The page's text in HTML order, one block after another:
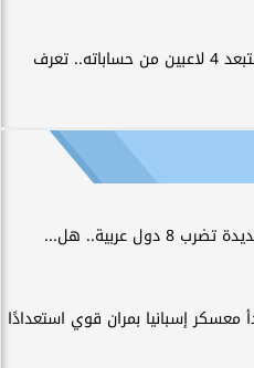
الزمالك يستبعد 4 لاعبين من حساباته.. تعرف
دول عربية.. هل...
معسكر إسبانيا بمران قوي استعدادًا